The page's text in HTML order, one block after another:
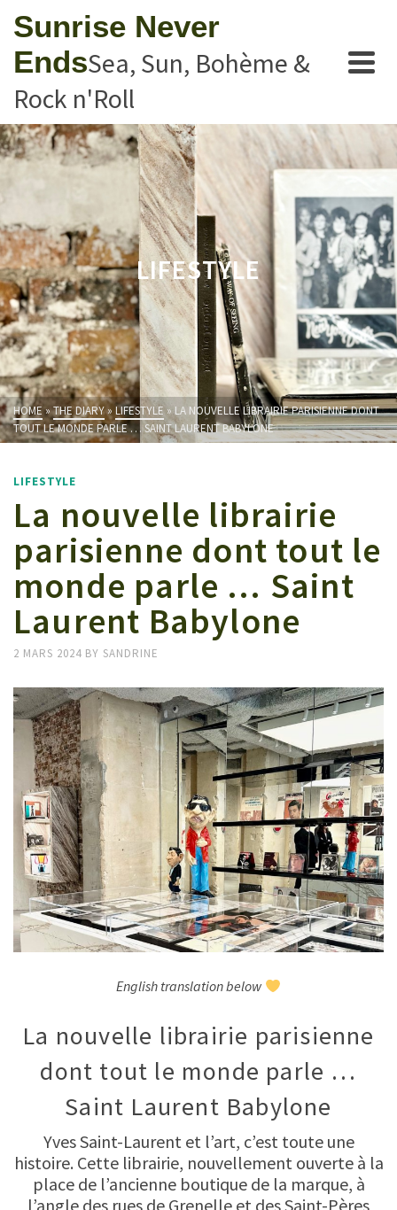
Sunrise Never
EndsSea, Sun, Bohème &
Rock n'Roll
LIFESTYLE
HOME »THE DIARY» LIFESTYLE » LA NOUVELLE LIBRAIRIE PARISIENNE DONT
TOUT LE MONDE PARLE … SAINT LAURENT BABYLONE
LIFESTYLE
La nouvelle librairie
parisienne dont tout le
monde parle … Saint
Laurent Babylone
2 MARS 2024 BY SANDRINE
English translation below
La nouvelle librairie parisienne
dont tout le monde parle …
Saint Laurent Babylone
Yves Saint-Laurent et l’art, c’est toute une
histoire. Cette librairie, nouvellement ouverte à la
place de l’ancienne boutique de la marque, à
l’angle des rues de Grenelle et des Saint-Pères